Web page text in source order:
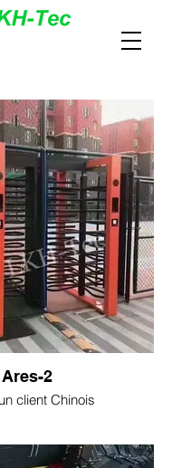
Ares-2
client Chinois